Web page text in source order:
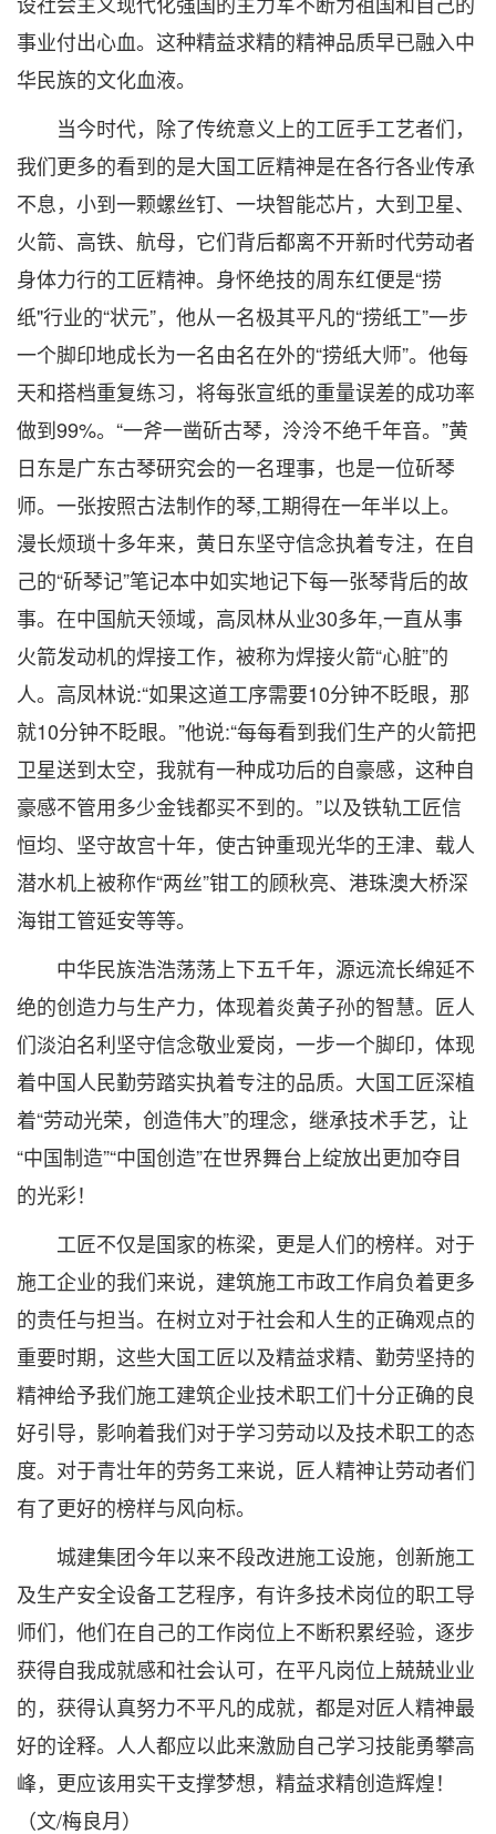
事业付出心血。这种精益求精的精神品质早已融入中
华民族的文化血液。
当今时代，除了传统意义上的工匠手工艺者们，
我们更多的看到的是大国工匠精神是在各行各业传承
不息，小到一颗螺丝钉、一块智能芯片，大到卫星、
火箭、高铁、航母，它们背后都离不开新时代劳动者
身体力行的工匠精神。身怀绝技的周东红便是“捞
纸"行业的“状元”，他从一名极其平凡的“捞纸工”一步
一个脚印地成长为一名由名在外的“捞纸大师”。他每
天和搭档重复练习，将每张宣纸的重量误差的成功率
做到99%。“一斧一凿斫古琴，泠泠不绝千年音。”黄
日东是广东古琴研究会的一名理事，也是一位斫琴
师。一张按照古法制作的琴,工期得在一年半以上。
漫长烦琐十多年来，黄日东坚守信念执着专注，在自
己的“斫琴记”笔记本中如实地记下每一张琴背后的故
事。在中国航天领域，高凤林从业30多年,一直从事
火箭发动机的焊接工作，被称为焊接火箭“心脏”的
人。高凤林说:“如果这道工序需要10分钟不眨眼，那
就10分钟不眨眼。”他说:“每每看到我们生产的火箭把
卫星送到太空，我就有一种成功后的自豪感，这种自
豪感不管用多少金钱都买不到的。”以及铁轨工匠信
恒均、坚守故宫十年，使古钟重现光华的王津、载人
潜水机上被称作“两丝”钳工的顾秋亮、港珠澳大桥深
海钳工管延安等等。
中华民族浩浩荡荡上下五千年，源远流长绵延不
绝的创造力与生产力，体现着炎黄子孙的智慧。匠人
们淡泊名利坚守信念敬业爱岗，一步一个脚印，体现
着中国人民勤劳踏实执着专注的品质。大国工匠深植
着“劳动光荣，创造伟大”的理念，继承技术手艺，让
“中国制造”“中国创造”在世界舞台上绽放出更加夺目
的光彩！
工匠不仅是国家的栋梁，更是人们的榜样。对于
施工企业的我们来说，建筑施工市政工作肩负着更多
的责任与担当。在树立对于社会和人生的正确观点的
重要时期，这些大国工匠以及精益求精、勤劳坚持的
精神给予我们施工建筑企业技术职工们十分正确的良
好引导，影响着我们对于学习劳动以及技术职工的态
度。对于青壮年的劳务工来说，匠人精神让劳动者们
有了更好的榜样与风向标。
城建集团今年以来不段改进施工设施，创新施工
及生产安全设备工艺程序，有许多技术岗位的职工导
师们，他们在自己的工作岗位上不断积累经验，逐步
获得自我成就感和社会认可，在平凡岗位上兢兢业业
的，获得认真努力不平凡的成就，都是对匠人精神最
好的诠释。人人都应以此来激励自己学习技能勇攀高
峰，更应该用实干支撑梦想，精益求精创造辉煌！
（文/梅良月）